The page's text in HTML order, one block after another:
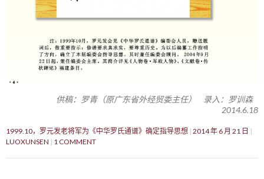
供稿：罗青（原广东省外经贸委主任） 录入：罗训森
2014.6.18
1999.10，罗元发老将军为《中华罗氏通谱》确定指导思想 2014 年 6 月 21 日
LUOXUNSEN
1 COMMENT